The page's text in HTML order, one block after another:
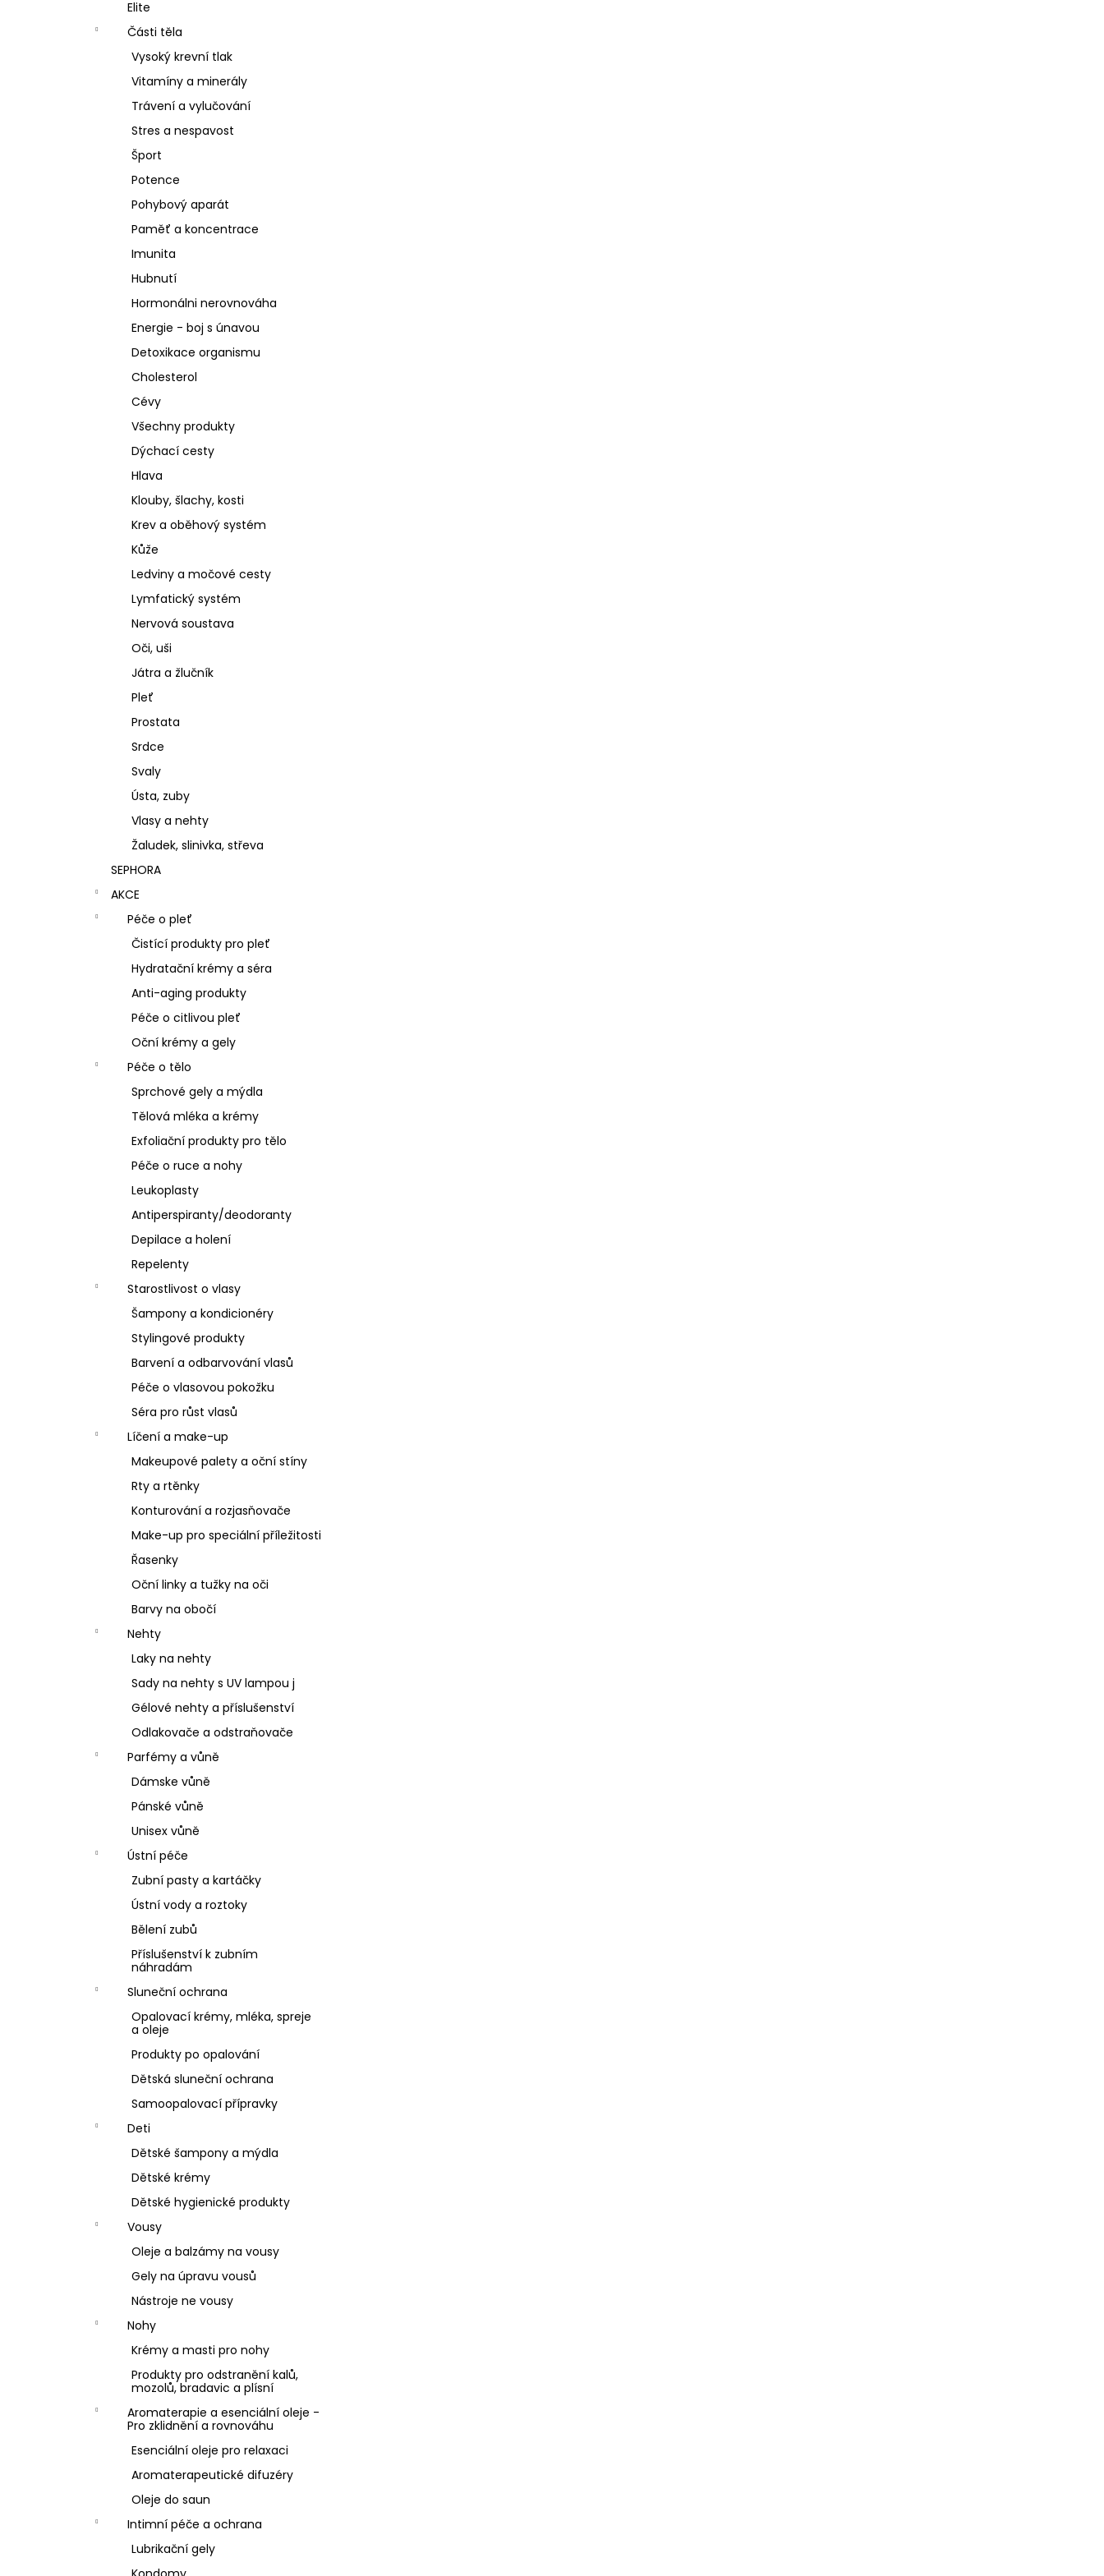
Elite
Části těla
Vysoký krevní tlak
Vitamíny a minerály
Trávení a vylučování
Stres a nespavost
Šport
Potence
Pohybový aparát
Paměť a koncentrace
Imunita
Hubnutí
Hormonálni nerovnováha
Energie - boj s únavou
Detoxikace organismu
Cholesterol
Cévy
Všechny produkty
Dýchací cesty
Hlava
Klouby, šlachy, kosti
Krev a oběhový systém
Kůže
Ledviny a močové cesty
Lymfatický systém
Nervová soustava
Oči, uši
Játra a žlučník
Pleť
Prostata
Srdce
Svaly
Ústa, zuby
Vlasy a nehty
Žaludek, slinivka, střeva
SEPHORA
AKCE
Péče o pleť
Čistící produkty pro pleť
Hydratační krémy a séra
Anti-aging produkty
Péče o citlivou pleť
Oční krémy a gely
Péče o tělo
Sprchové gely a mýdla
Tělová mléka a krémy
Exfoliační produkty pro tělo
Péče o ruce a nohy
Leukoplasty
Antiperspiranty/deodoranty
Depilace a holení
Repelenty
Starostlivost o vlasy
Šampony a kondicionéry
Stylingové produkty
Barvení a odbarvování vlasů
Péče o vlasovou pokožku
Séra pro růst vlasů
Líčení a make-up
Makeupové palety a oční stíny
Rty a rtěnky
Konturování a rozjasňovače
Make-up pro speciální příležitosti
Řasenky
Oční linky a tužky na oči
Barvy na obočí
Nehty
Laky na nehty
Sady na nehty s UV lampou j
Gélové nehty a příslušenství
Odlakovače a odstraňovače
Parfémy a vůně
Dámske vůně
Pánské vůně
Unisex vůně
Ústní péče
Zubní pasty a kartáčky
Ústní vody a roztoky
Bělení zubů
Příslušenství k zubním
náhradám
Sluneční ochrana
Opalovací krémy, mléka, spreje
a oleje
Produkty po opalování
Dětská sluneční ochrana
Samoopalovací přípravky
Deti
Dětské šampony a mýdla
Dětské krémy
Dětské hygienické produkty
Vousy
Oleje a balzámy na vousy
Gely na úpravu vousů
Nástroje ne vousy
Nohy
Krémy a masti pro nohy
Produkty pro odstranění kalů,
mozolů, bradavic a plísní
Aromaterapie a esenciální oleje -
Pro zklidnění a rovnováhu
Esenciální oleje pro relaxaci
Aromaterapeutické difuzéry
Oleje do saun
Intimní péče a ochrana
Lubrikační gely
SCHIZANDRA
329 Kč